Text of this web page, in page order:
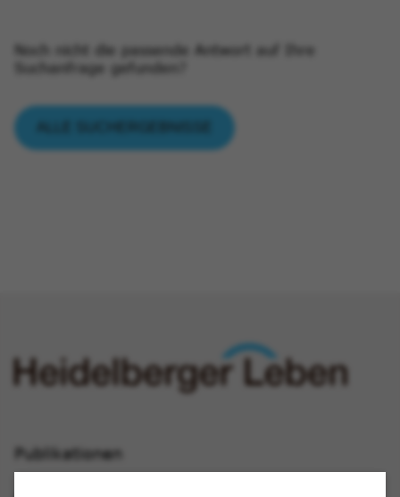
Noch nicht die passende Antwort auf Ihre
Suchanfrage gefunden?
Publikationen